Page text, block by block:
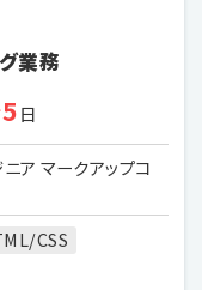
業務
日
ア マークアップコ
CSS